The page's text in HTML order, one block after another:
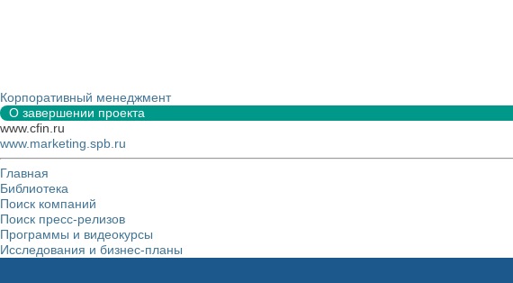
Корпоративный менеджмент
О завершении проекта
www.cfin.ru
www.marketing.spb.ru
Главная
Библиотека
Поиск компаний
Поиск пресс-релизов
Программы и видеокурсы
Исследования и бизнес-планы